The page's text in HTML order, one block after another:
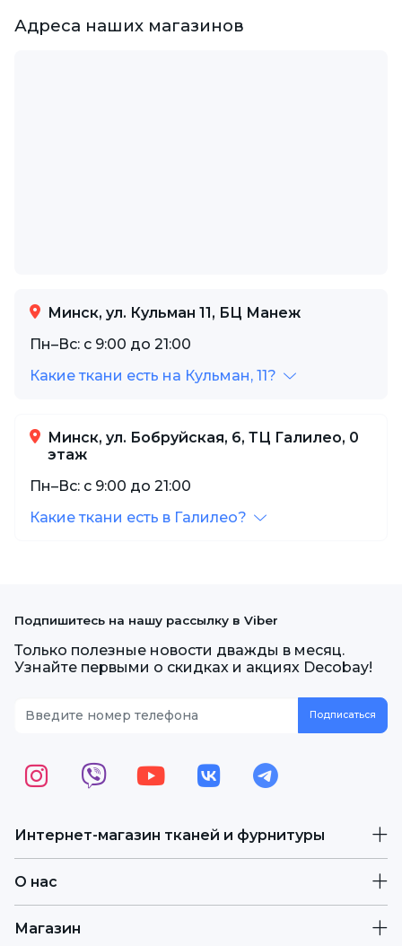
Адреса наших магазинов
Минск, ул. Кульман 11, БЦ Манеж
Пн–Вс: с 9:00 до 21:00
Какие ткани есть на Кульман, 11?
Минск, ул. Бобруйская, 6, ТЦ Галилео, 0
этаж
Пн–Вс: с 9:00 до 21:00
Какие ткани есть в Галилео?
Интернет-магазин тканей и фурнитуры
О нас
Магазин
Подпишитесь на нашу рассылку в Viber
Только полезные новости дважды в месяц.
Узнайте первыми о скидках и акциях Decobay!